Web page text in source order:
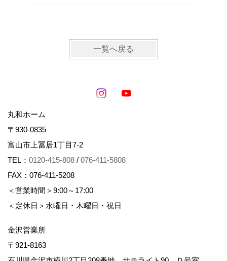
一覧へ戻る
丸和ホーム
〒930-0835
富山市上冨居1丁目7-2
TEL： 0120-415-808 / 076-411-5808
FAX：076-411-5208
＜営業時間＞9:00～17:00
＜定休日＞水曜日・木曜日・祝日
金沢営業所
〒921-8163